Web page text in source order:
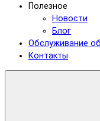
Полезное
Новости
Блог
Обслуживание
Контакты